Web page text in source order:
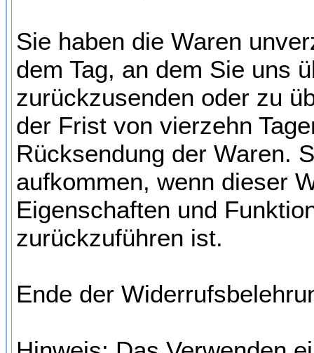
Sie haben die Waren
dem Tag, an dem Sie uns
zurückzusenden oder zu
der Frist von vierzehn
Rücksendung der Waren.
aufkommen, wenn dieser
Eigenschaften und
zurückzuführen ist.
Ende der